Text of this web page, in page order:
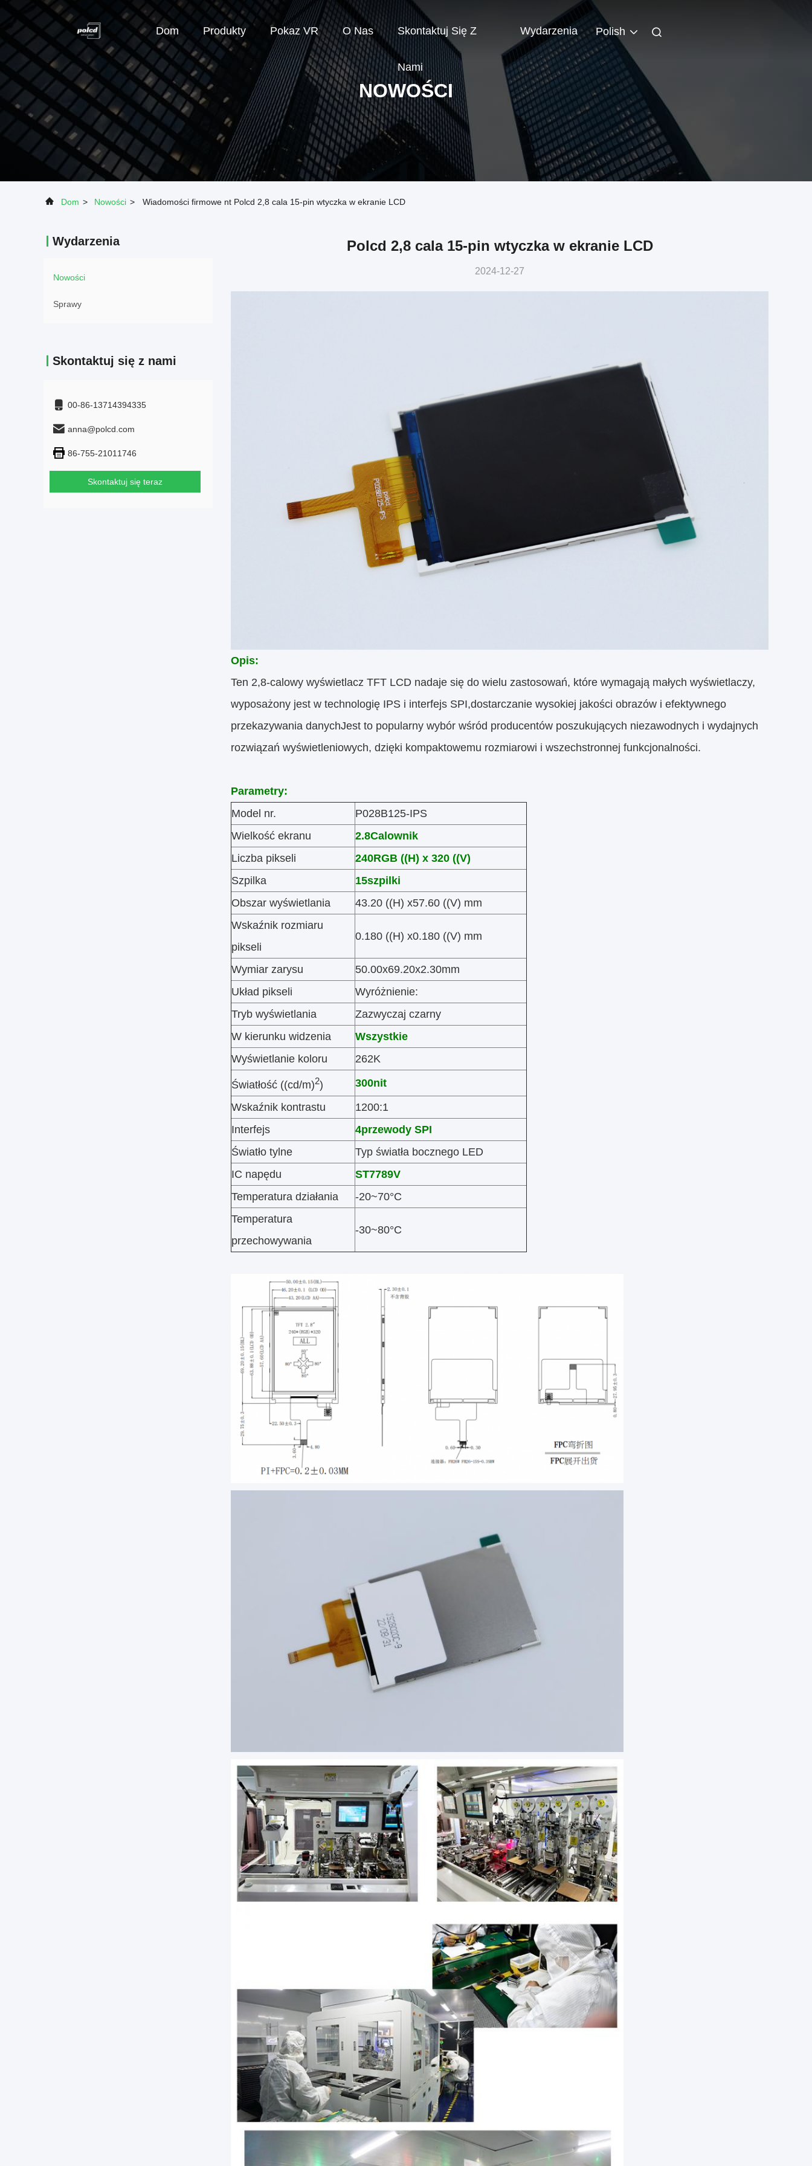
Dom Produkty Pokaz VR O Nas Skontaktuj Się Z
Nami
Wydarzenia Polish
NOWOŚCI
Dom > Nowości > Wiadomości firmowe nt Polcd 2,8 cala 15-pin wtyczka w ekranie LCD
Wydarzenia
Nowości
Sprawy
Skontaktuj się z nami
00-86-13714394335
anna@polcd.com
86-755-21011746
Skontaktuj się teraz
Polcd 2,8 cala 15-pin wtyczka w ekranie LCD
2024-12-27
Opis:
Ten 2,8-calowy wyświetlacz TFT LCD nadaje się do wielu zastosowań, które wymagają małych wyświetlaczy,
wyposażony jest w technologię IPS i interfejs SPI,dostarczanie wysokiej jakości obrazów i efektywnego
przekazywania danychJest to popularny wybór wśród producentów poszukujących niezawodnych i wydajnych
rozwiązań wyświetleniowych, dzięki kompaktowemu rozmiarowi i wszechstronnej funkcjonalności.
Parametry:
Model nr.
P028B125-IPS
Wielkość ekranu
2.8Calownik
Liczba pikseli
240RGB ((H) x 320 ((V)
Szpilka
15szpilki
Obszar wyświetlania
43.20 ((H) x57.60 ((V) mm
Wskaźnik rozmiaru
pikseli
0.180 ((H) x0.180 ((V) mm
Wymiar zarysu
50.00x69.20x2.30mm
Układ pikseli
Wyróżnienie:
Tryb wyświetlania
Zazwyczaj czarny
W kierunku widzenia
Wszystkie
Wyświetlanie koloru
262K
Światłość ((cd/m)2) 300nit
Wskaźnik kontrastu
1200:1
Interfejs
4przewody SPI
Światło tylne
Typ światła bocznego LED
IC napędu
ST7789V
Temperatura działania
-20~70°C
Temperatura
przechowywania
-30~80°C